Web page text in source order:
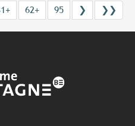
62+ 95 ❯ ❯❯